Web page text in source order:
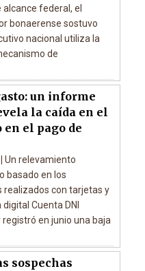
alcance federal, el
bonaerense sostuvo
nacional utiliza la
de
un informe
la caída en el
en el pago de
Un relevamiento
basado en los
realizados con tarjetas y
digital Cuenta DNI
en junio una baja
sospechas